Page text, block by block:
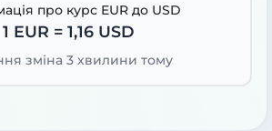
про курс EUR до USD
1 EUR = 1,16 USD
зміна 3 хвилини тому